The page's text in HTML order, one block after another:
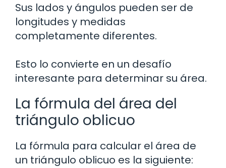
Sus lados y ángulos pueden ser de
longitudes y medidas
completamente diferentes.
Esto lo convierte en un desafío
interesante para determinar su área.
La fórmula del área del
triángulo oblicuo
La fórmula para calcular el área de
un triángulo oblicuo es la siguiente: